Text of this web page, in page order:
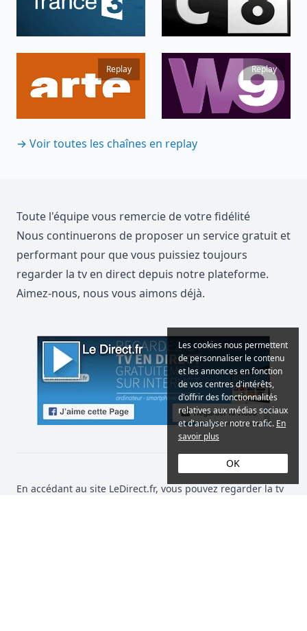
Replay Replay
→ Voir toutes les chaînes en replay
Toute l'équipe vous remercie de votre fidélité
Nous continuerons de proposer un service gratuit et
performant pour que vous puissiez toujours
regarder la tv en direct depuis notre plateforme.
Aimez-nous, nous vous aimons déjà.
En accédant au site LeDirect.fr, vous pouvez regarder la tv
Les cookies nous permettent
de personnaliser le contenu
et les annonces en fonction
de vos centres d'intérêts,
d'offrir des fonctionnalités
relatives aux médias sociaux
et d'analyser notre trafic. En
savoir plus
OK